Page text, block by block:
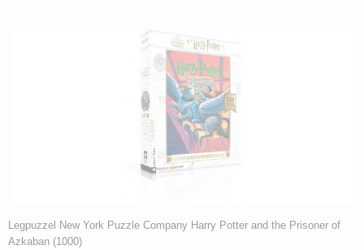
Legpuzzel New York Puzzle Company Harry Potter and the Prisoner of
Azkaban (1000)